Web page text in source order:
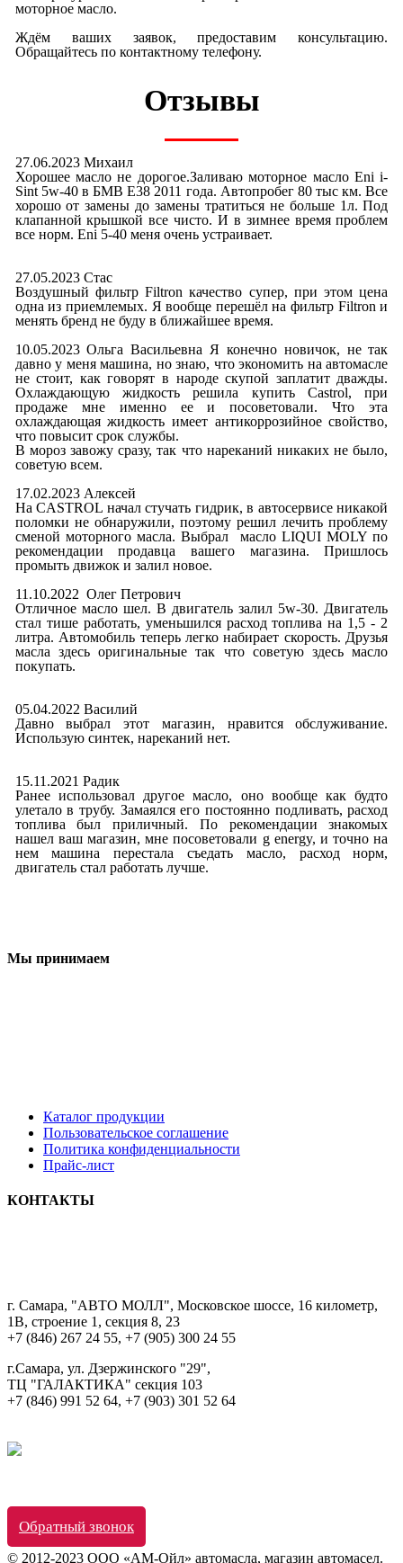
моторное масло.
Ждём ваших заявок, предоставим консультацию.
Обращайтесь по контактному телефону.
Отзывы
27.06.2023 Михаил
Хорошее масло не дорогое.Заливаю моторное масло Eni i-
Sint 5w-40 в БМВ E38 2011 года. Автопробег 80 тыс км. Все
хорошо от замены до замены тратиться не больше 1л. Под
клапанной крышкой все чисто. И в зимнее время проблем
все норм. Eni 5-40 меня очень устраивает.
27.05.2023 Стас
Воздушный фильтр Filtron качество супер, при этом цена
одна из приемлемых. Я вообще перешёл на фильтр Filtron и
менять бренд не буду в ближайшее время.
10.05.2023 Ольга Васильевна Я конечно новичок, не так
давно у меня машина, но знаю, что экономить на автомасле
не стоит, как говорят в народе скупой заплатит дважды.
Охлаждающую жидкость решила купить Castrol, при
продаже мне именно ее и посоветовали. Что эта
охлаждающая жидкость имеет антикоррозийное свойство,
что повысит срок службы.
В мороз завожу сразу, так что нареканий никаких не было,
советую всем.
17.02.2023 Алексей
На CASTROL начал стучать гидрик, в автосервисе никакой
поломки не обнаружили, поэтому решил лечить проблему
сменой моторного масла. Выбрал масло LIQUI MOLY по
рекомендации продавца вашего магазина. Пришлось
промыть движок и залил новое.
11.10.2022 Олег Петрович
Отличное масло шел. В двигатель залил 5w-30. Двигатель
стал тише работать, уменьшился расход топлива на 1,5 - 2
литра. Автомобиль теперь легко набирает скорость. Друзья
масла здесь оригинальные так что советую здесь масло
покупать.
05.04.2022 Василий
Давно выбрал этот магазин, нравится обслуживание.
Использую синтек, нареканий нет.
15.11.2021 Радик
Ранее использовал другое масло, оно вообще как будто
улетало в трубу. Замаялся его постоянно подливать, расход
топлива был приличный. По рекомендации знакомых
нашел ваш магазин, мне посоветовали g energy, и точно на
нем машина перестала съедать масло, расход норм,
двигатель стал работать лучше.
Мы принимаем
Каталог продукции
Пользовательское соглашение
Политика конфиденциальности
Прайс-лист
КОНТАКТЫ
г. Самара, "АВТО МОЛЛ", Московское шоссе, 16 километр,
1В, строение 1, секция 8, 23
+7 (846) 267 24 55, +7 (905) 300 24 55
г.Самара, ул. Дзержинского "29",
ТЦ "ГАЛАКТИКА" секция 103
+7 (846) 991 52 64, +7 (903) 301 52 64
Обратный звонок
© 2012-2023 ООО «АМ-Ойл» автомасла, магазин автомасел.